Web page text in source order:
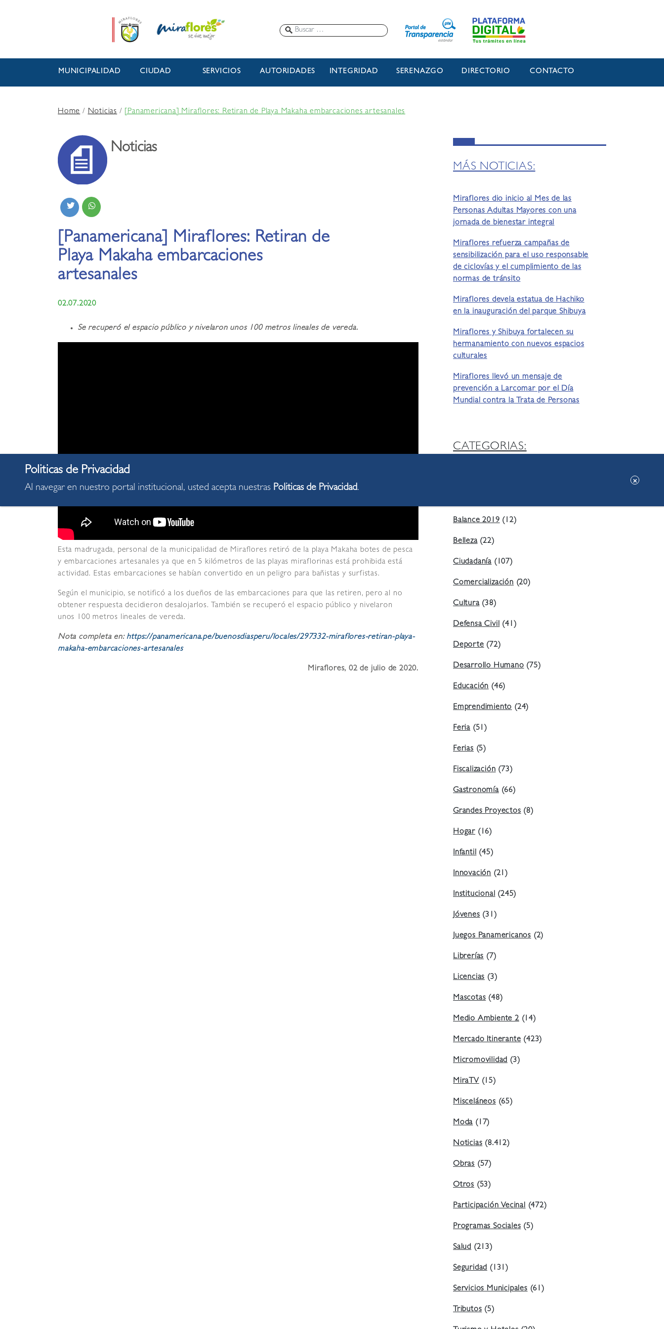
MUNICIPALIDAD CIUDAD SERVICIOS AUTORIDADES INTEGRIDAD SERENAZGO DIRECTORIO CONTACTO
Home/Noticias / [Panamericana] Miraflores: Retiran de Playa Makaha embarcaciones artesanales
Noticias
[Panamericana] Miraflores: Retiran de
Playa Makaha embarcaciones
artesanales
02.07.2020
Se recuperó el espacio público y nivelaron unos 100 metros lineales de vereda.
Esta madrugada, personal de la municipalidad de Miraflores retiró de la playa Makaha botes de pesca
y embarcaciones artesanales ya que en 5 kilómetros de las playas miraflorinas está prohibida está
actividad. Estas embarcaciones se habían convertido en un peligro para bañistas y surfistas.
Según el municipio, se notificó a los dueños de las embarcaciones para que las retiren, pero al no
obtener respuesta decidieron desalojarlos. También se recuperó el espacio público y nivelaron
unos 100 metros lineales de vereda.
Nota completa en: https://panamericana.pe/buenosdiasperu/locales/297332-miraflores-retiran-playa-
makaha-embarcaciones-artesanales
Miraflores, 02 de julio de 2020.
MÁS NOTICIAS:
Miraflores dio inicio al Mes de las
Personas Adultas Mayores con una
jornada de bienestar integral
Miraflores refuerza campañas de
sensibilización para el uso responsable
de ciclovías y el cumplimiento de las
normas de tránsito
Miraflores devela estatua de Hachiko
en la inauguración del parque Shibuya
Miraflores y Shibuya fortalecen su
hermanamiento con nuevos espacios
culturales
Miraflores llevó un mensaje de
prevención a Larcomar por el Día
Mundial contra la Trata de Personas
CATEGORIAS:
Balance 2019(12)
Belleza(22)
Ciudadanía (107)
Comercialización(20)
Cultura(38)
Defensa Civil(41)
Deporte(72)
Desarrollo Humano(75)
Educación(46)
Emprendimiento(24)
Feria (51)
Ferias(5)
Fiscalización(73)
Gastronomía(66)
Grandes Proyectos(8)
Hogar (16)
Infantil(45)
Innovación (21)
Institucional(245)
Jóvenes(31)
Juegos Panamericanos (2)
Librerías(7)
Licencias(3)
Mascotas(48)
Medio Ambiente 2(14)
Mercado Itinerante(423)
Micromovilidad(3)
MiraTV(15)
Misceláneos(65)
Moda(17)
Noticias(8.412)
Obras (57)
Otros (53)
Participación Vecinal(472)
Programas Sociales(5)
Salud (213)
Seguridad(131)
Servicios Municipales(61)
Tributos(5)
Al navegar en nuestro portal institucional, usted acepta nuestras Politicas de Privacidad.